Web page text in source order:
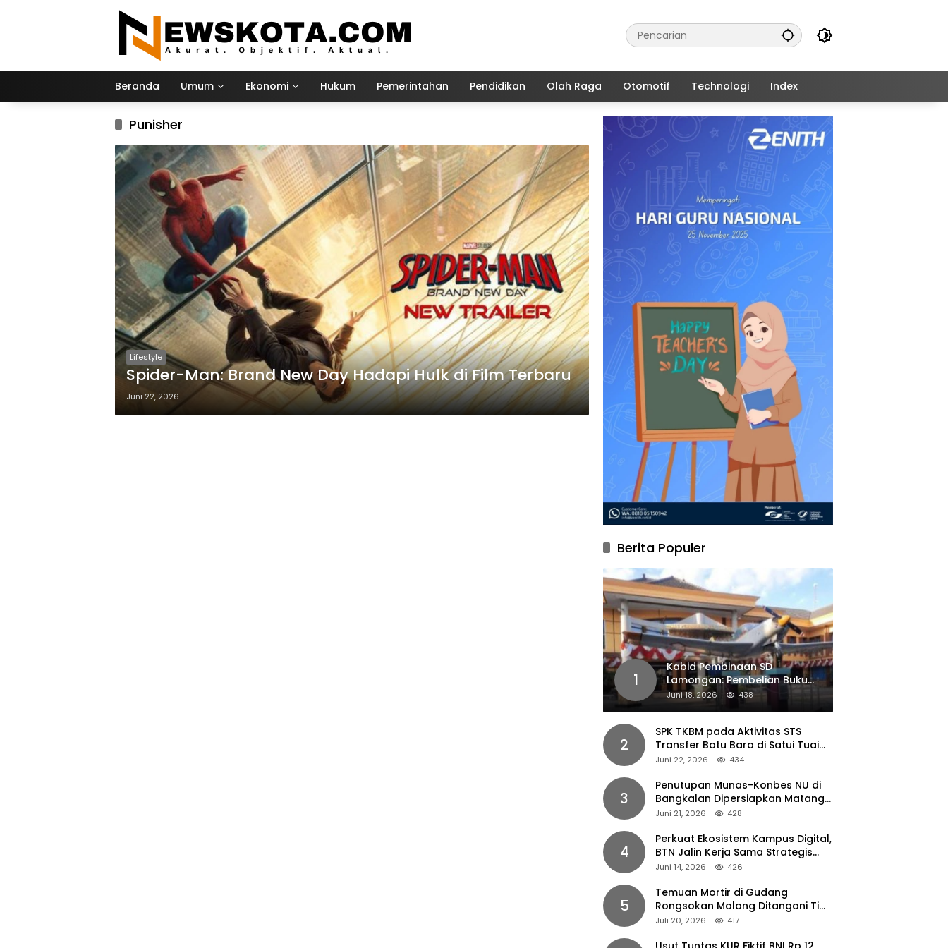
Beranda Umum Ekonomi Hukum Pemerintahan Pendidikan Olah Raga Otomotif Technologi Index
Punisher
Lifestyle
Spider-Man: Brand New Day Hadapi Hulk di Film Terbaru
Juni 22, 2026
Berita Populer
1
Kabid Pembinaan SD
Lamongan: Pembelian Buku
Pendamping Tidak Boleh
Dipaksakan
Juni 18, 2026 438
2
SPK TKBM pada Aktivitas STS
Transfer Batu Bara di Satui Tuai
Sorotan
Juni 22, 2026 434
3
Penutupan Munas-Konbes NU di
Bangkalan Dipersiapkan Matang,
Gus Ipul Turun Tangan
Juni 21, 2026 428
4
Perkuat Ekosistem Kampus Digital,
BTN Jalin Kerja Sama Strategis
dengan UNAIR
Juni 14, 2026 426
5
Temuan Mortir di Gudang
Rongsokan Malang Ditangani Tim
Gegana Polda Jatim
Juli 20, 2026 417